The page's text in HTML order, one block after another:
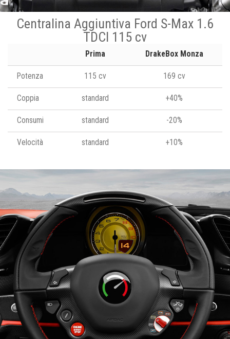
Centralina Aggiuntiva Ford S-Max 1.6
TDCI 115 cv
Prima DrakeBox Monza
Potenza 115 cv 169 cv
Coppia standard +40%
Consumi standard -20%
Velocità standard +10%